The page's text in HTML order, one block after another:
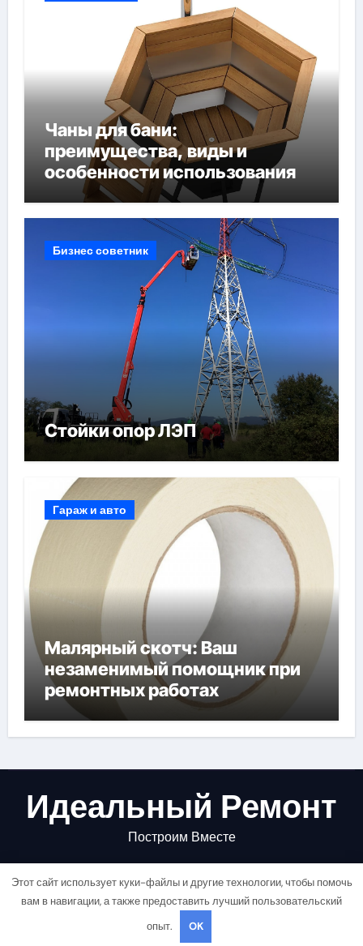
Чаны для бани:
преимущества, виды и
особенности использования
Бизнес советник
Стойки опор ЛЭП
Гараж и авто
Малярный скотч: Ваш
незаменимый помощник при
ремонтных работах
Идеальный Ремонт
Построим Вместе
Copyright © All rights reserved |
Этот сайт использует куки-файлы и другие технологии, чтобы помочь
вам в навигации, а также предоставить лучший пользовательский
опыт.
OK